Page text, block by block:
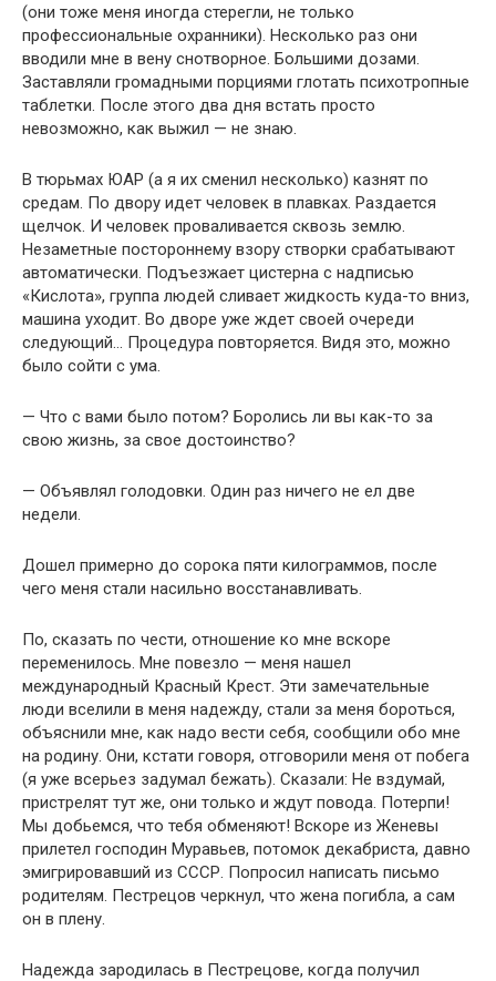
(они тоже меня иногда стерегли, не только
профессиональные охранники). Несколько раз они
вводили мне в вену снотворное. Большими дозами.
Заставляли громадными порциями глотать психотропные
таблетки. После этого два дня встать просто
невозможно, как выжил — не знаю.
В тюрьмах ЮАР (а я их сменил несколько) казнят по
средам. По двору идет человек в плавках. Раздается
щелчок. И человек проваливается сквозь землю.
Незаметные постороннему взору створки срабатывают
автоматически. Подъезжает цистерна с надписью
«Кислота», группа людей сливает жидкость куда-то вниз,
машина уходит. Во дворе уже ждет своей очереди
следующий… Процедура повторяется. Видя это, можно
было сойти с ума.
— Что с вами было потом? Боролись ли вы как-то за
свою жизнь, за свое достоинство?
— Объявлял голодовки. Один раз ничего не ел две
недели.
Дошел примерно до сорока пяти килограммов, после
чего меня стали насильно восстанавливать.
По, сказать по чести, отношение ко мне вскоре
переменилось. Мне повезло — меня нашел
международный Красный Крест. Эти замечательные
люди вселили в меня надежду, стали за меня бороться,
объяснили мне, как надо вести себя, сообщили обо мне
на родину. Они, кстати говоря, отговорили меня от побега
(я уже всерьез задумал бежать). Сказали: Не вздумай,
пристрелят тут же, они только и ждут повода. Потерпи!
Мы добьемся, что тебя обменяют! Вскоре из Женевы
прилетел господин Муравьев, потомок декабриста, давно
эмигрировавший из СССР. Попросил написать письмо
родителям. Пестрецов черкнул, что жена погибла, а сам
он в плену.
Надежда зародилась в Пестрецове, когда получил